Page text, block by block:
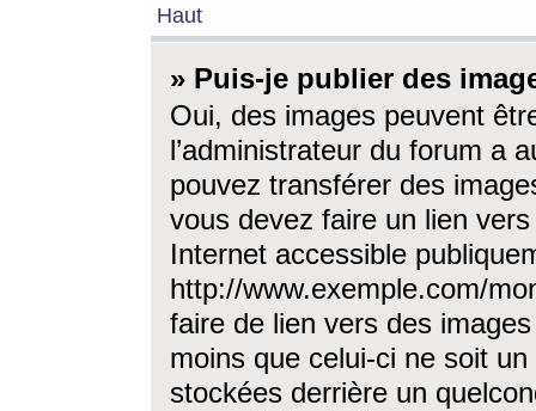
Haut
» Puis-je publier des
Oui, des images peuvent
l’administrateur du forum a
pouvez transférer des
vous devez faire un lien
Internet accessible
http://www.exemple.com/
faire de lien vers des
moins que celui-ci ne soit
stockées derrière un